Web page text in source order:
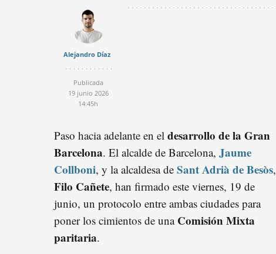
Alejandro Díaz
Publicada
19 junio 2026
14:45h
Paso hacia adelante en el desarrollo de la Gran
Barcelona. El alcalde de Barcelona, Jaume
Collboni, y la alcaldesa de Sant Adrià de Besòs,
Filo Cañete, han firmado este viernes, 19 de
junio, un protocolo entre ambas ciudades para
poner los cimientos de una Comisión Mixta
paritaria.